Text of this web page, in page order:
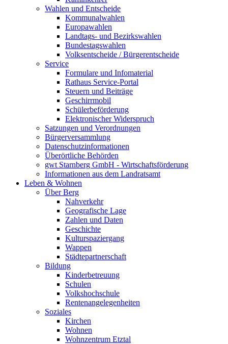
Wahlen und Entscheide
Kommunalwahlen
Europawahlen
Landtags- und Bezirkswahlen
Bundestagswahlen
Volksentscheide / Bürgerentscheide
Service
Formulare und Infomaterial
Rathaus Service-Portal
Steuern und Beiträge
Geschirrmobil
Schülerbeförderung
Elektronischer Widerspruch
Satzungen und Verordnungen
Bürgerversammlung
Datenschutzinformationen
Überörtliche Behörden
gwt Starnberg GmbH - Wirtschaftsförderung
Informationen aus dem Landratsamt
Leben & Wohnen
Über Berg
Nahverkehr
Geografische Lage
Zahlen und Daten
Geschichte
Kulturspaziergang
Wappen
Städtepartnerschaft
Bildung
Kinderbetreuung
Schulen
Volkshochschule
Rentenangelegenheiten
Soziales
Kirchen
Wohnen
Wohnzentrum Etztal